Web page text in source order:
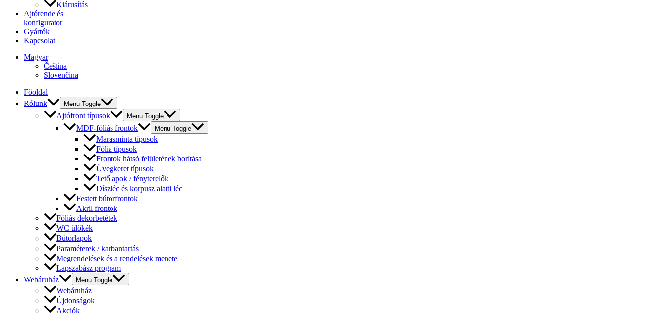
Kiárusítás
Ajtórendelés
konfigurator
Gyártók
Kapcsolat
Magyar
Čeština
Slovenčina
Főoldal
Rólunk
Menu Toggle
Ajtófront típusok Menu Toggle
MDF-fóliás frontok Menu Toggle
Marásminta típusok
Fólia típusok
Frontok hátsó felületének borítása
Üvegkeret típusok
Tetőlapok / fényterelők
Díszléc és korpusz alatti léc
Festett bútorfrontok
Akril frontok
Fóliás dekorbetétek
WC ülőkék
Bútorlapok
Paraméterek / karbantartás
Megrendelések és a rendelések menete
Lapszabász program
Webáruház
Menu Toggle
Webáruház
Újdonságok
Akciók